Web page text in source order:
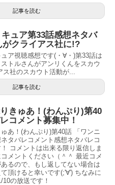
気持ちでちょっと焦りの気
うなることやら。
記事を読む
ュア第33話感想ネタバ
がクライアス社に!?
ア視聴感想です(・∀・)第33話は
トルさんがアンリくんをスカウ
ス社のスカウト活動が...
記事を読む
きゅあ！(わんぷり)第40
コメント募集中！
あ！(わんぷり)第40話 「ワンニ
タバレコメント感想ネタバレコ
コメントは出来る限り返信しま
メントください（＾＾ 最近コメ
るので、もし返してない場合は
頂けると幸いです(;'∀') ちなみに
の放送です！